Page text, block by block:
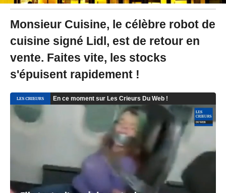
Monsieur Cuisine, le célèbre robot de
cuisine signé Lidl, est de retour en
vente. Faites vite, les stocks
s'épuisent rapidement !